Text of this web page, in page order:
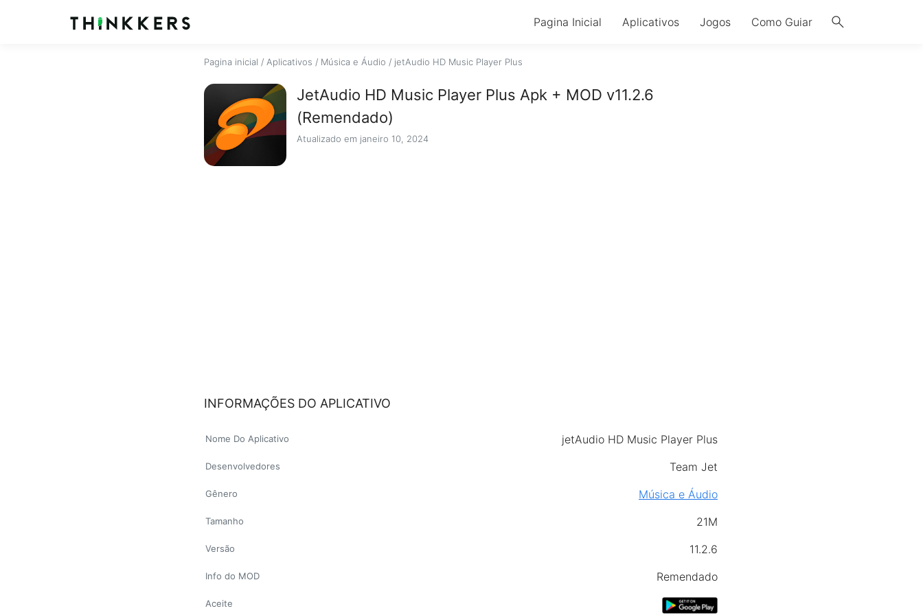
search
Pagina Inicial Aplicativos Jogos Como Guiar
Pagina inicial / Aplicativos / Música e Áudio / jetAudio HD Music Player Plus
JetAudio HD Music Player Plus Apk + MOD v11.2.6
(Remendado)
Atualizado em janeiro 10, 2024
INFORMAÇÕES DO APLICATIVO
Nome Do Aplicativo jetAudio HD Music Player Plus
Desenvolvedores Team Jet
Gênero Música e Áudio
Tamanho 21M
Versão 11.2.6
Info do MOD Remendado
Aceite